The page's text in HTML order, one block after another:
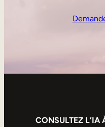
CONSULTEZ L’IA